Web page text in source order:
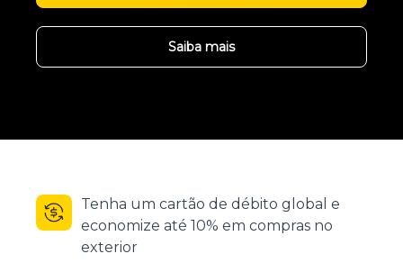
Saiba mais
Tenha um cartão de débito global e
economize até 10% em compras no
exterior